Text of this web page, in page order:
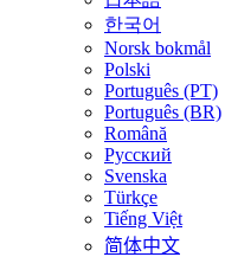
한국어
Norsk bokmål
Polski
Português (PT)
Português (BR)
Română
Русский
Svenska
Türkçe
Tiếng Việt
简体中文